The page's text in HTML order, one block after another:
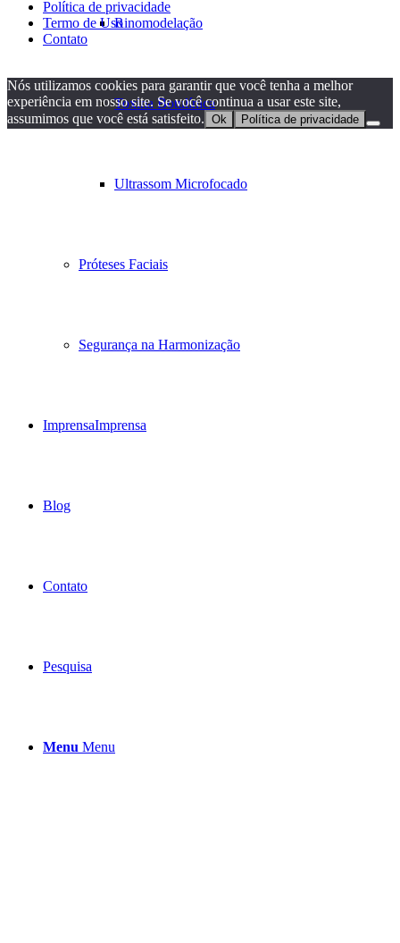
Rinomodelação
Toxina Botulínica
Ultrassom Microfocado
Próteses Faciais
Segurança na Harmonização
ImprensaImprensa
Blog
Contato
Pesquisa
Menu Menu
Política de privacidade
Termo de Uso
Contato
Nós utilizamos cookies para garantir que você tenha a melhor
experiência em nosso site. Se você continua a usar este site,
assumimos que você está satisfeito. Ok Política de privacidade